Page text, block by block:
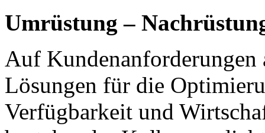
Umrüstung –
Auf Kundenanforderungen
Lösungen für die
Verfügbarkeit und